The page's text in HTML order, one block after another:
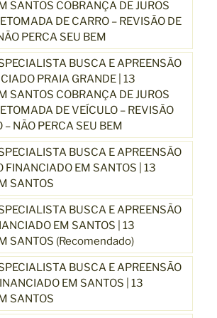
SANTOS COBRANÇA DE JUROS
DE CARRO – REVISÃO DE
PERCA SEU BEM
BUSCA E APREENSÃO
PRAIA GRANDE | 13
SANTOS COBRANÇA DE JUROS
DE VEÍCULO – REVISÃO
– NÃO PERCA SEU BEM
BUSCA E APREENSÃO
FINANCIADO EM SANTOS | 13
SANTOS
BUSCA E APREENSÃO
EM SANTOS | 13
SANTOS (Recomendado)
BUSCA E APREENSÃO
EM SANTOS | 13
SANTOS